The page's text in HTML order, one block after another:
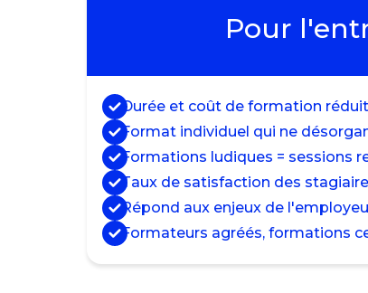
Pour
Durée et coût de formation
Format individuel qui ne
Formations ludiques = sessions
Taux de satisfaction des
Répond aux enjeux de
Formateurs agréés, formations